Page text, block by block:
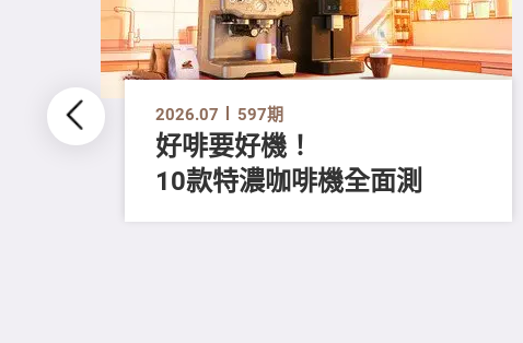
2026.07 597期
好啡要好機！
10款特濃咖啡機全面測